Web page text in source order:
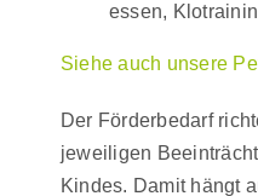
essen,
Siehe auch unsere
Der Förderbedarf
jeweiligen
Kindes. Damit hängt